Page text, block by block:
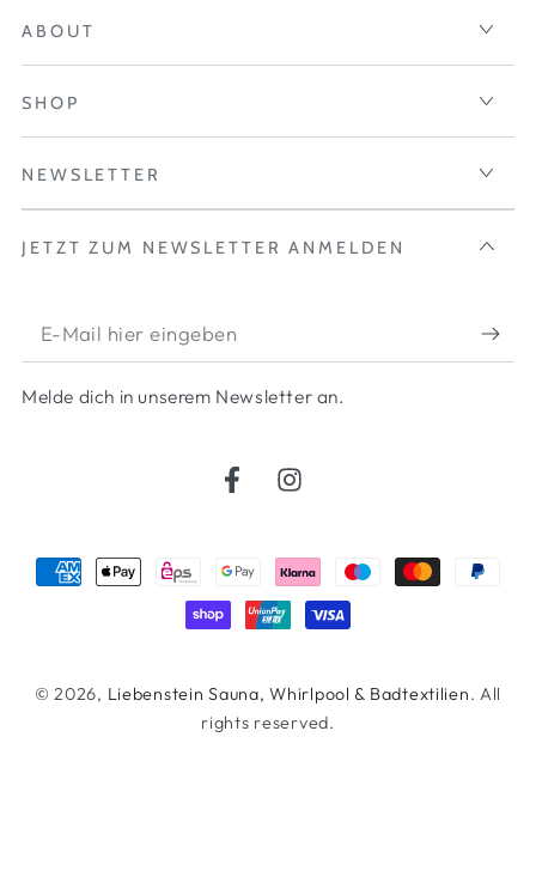
ABOUT
SHOP
NEWSLETTER
JETZT ZUM NEWSLETTER ANMELDEN
E-
Mail
hier
Melde dich in unserem Newsletter an.
FacebookInstagram
© 2026, Liebenstein Sauna, Whirlpool & Badtextilien. All
rights reserved.
Zahlungsmöglichkeiten